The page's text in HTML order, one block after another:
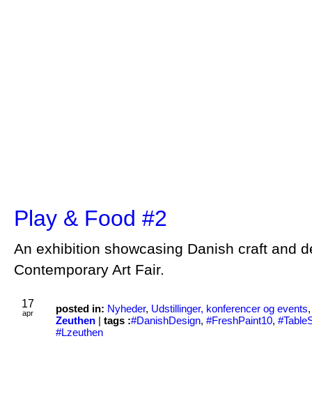
Play & Food #2
An exhibition showcasing Danish craft and
Contemporary Art Fair.
17
apr posted in: Nyheder, Udstillinger, konferencer og events
Zeuthen
tags :#DanishDesign, #FreshPaint10,
#Lzeuthen